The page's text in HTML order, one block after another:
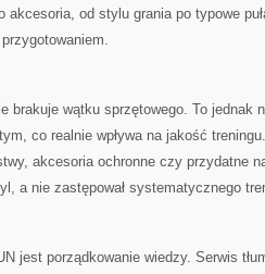
akcesoria, od stylu grania po typowe
brakuje wątku sprzętowego. To jednak
co realnie wpływa na jakość
akcesoria ochronne czy przydatne
a nie zastępował systematycznego
jest porządkowanie wiedzy. Serwis